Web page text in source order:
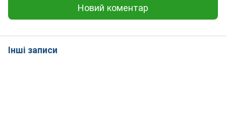
Новий коментар
Інші записи